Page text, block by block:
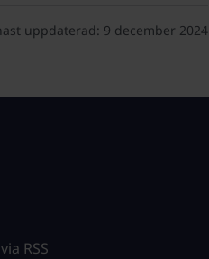
uppdaterad: 9 december 2024
RSS